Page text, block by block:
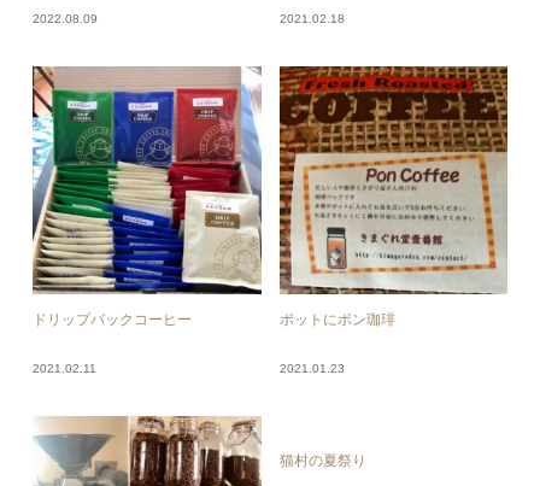
2022.08.09 2021.02.18
ドリップバックコーヒー
2021.02.11
ポットにポン珈琲
2021.01.23
猫村の夏祭り